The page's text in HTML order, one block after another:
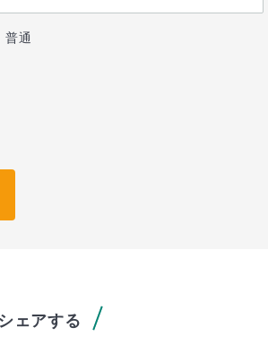
普通
ェアする